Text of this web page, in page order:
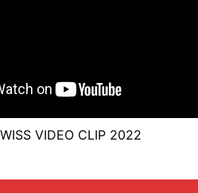
VIDEO CLIP 2022